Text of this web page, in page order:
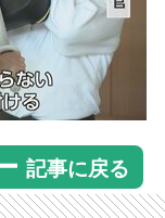
記事に戻る